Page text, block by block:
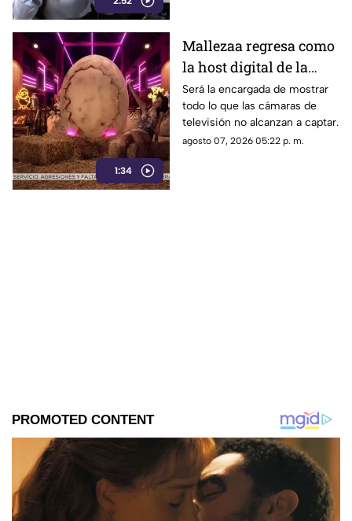
1:34
Mallezaa regresa como
la host digital de la
segunda temporada de
La Granja VIP
Será la encargada de mostrar
todo lo que las cámaras de
televisión no alcanzan a captar.
agosto 07, 2026 05:22 p. m.